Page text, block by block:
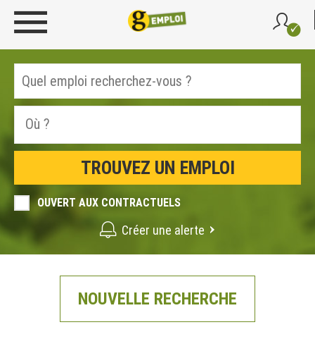
OUVERT AUX CONTRACTUELS
Créer une alerte
NOUVELLE RECHERCHE